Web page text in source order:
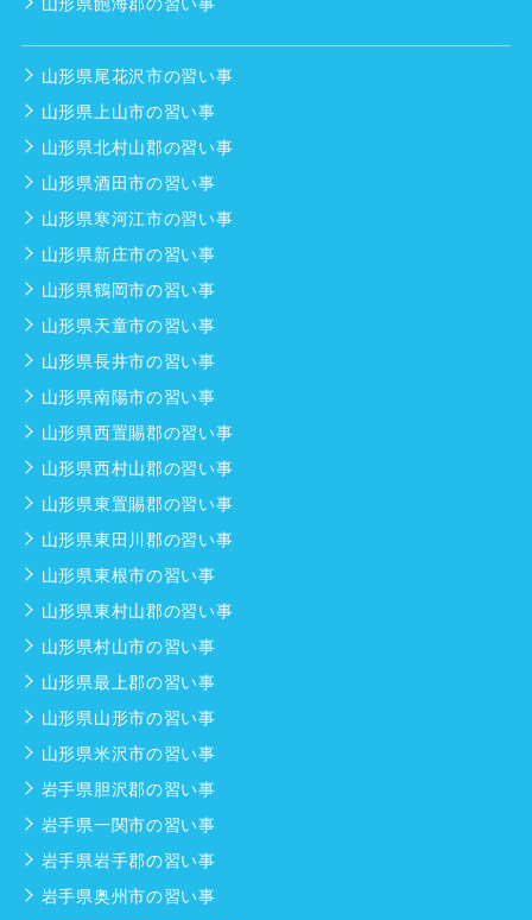
山形県尾花沢市の習い事
山形県上山市の習い事
山形県北村山郡の習い事
山形県酒田市の習い事
山形県寒河江市の習い事
山形県新庄市の習い事
山形県鶴岡市の習い事
山形県天童市の習い事
山形県長井市の習い事
山形県南陽市の習い事
山形県西置賜郡の習い事
山形県西村山郡の習い事
山形県東置賜郡の習い事
山形県東田川郡の習い事
山形県東根市の習い事
山形県東村山郡の習い事
山形県村山市の習い事
山形県最上郡の習い事
山形県山形市の習い事
山形県米沢市の習い事
岩手県胆沢郡の習い事
岩手県一関市の習い事
岩手県岩手郡の習い事
岩手県奥州市の習い事